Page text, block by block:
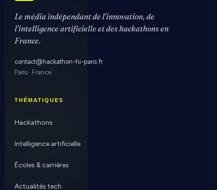
Le média indépendant de l'innovation, de
l'intelligence artificielle et des hackathons en
France.
contact@hackathon-hi-paris.fr
Paris · France
THÉMATIQUES
Hackathons
Intelligence artificielle
Écoles & carrières
Actualités tech